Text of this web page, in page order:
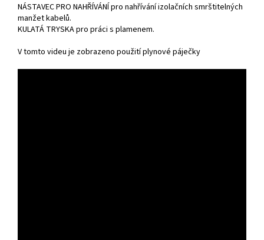
NÁSTAVEC PRO NAHŘÍVÁNÍ pro nahřívání izolačních smrštitelných
manžet kabelů.
KULATÁ TRYSKA pro práci s plamenem.
V tomto videu je zobrazeno použití plynové páječky